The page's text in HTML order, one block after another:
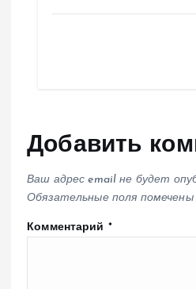
Добавить
Ваш адрес email не будет
Обязательные поля помечены
Комментарий *